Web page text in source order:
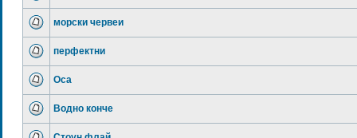
морски червеи
перфектни
Оса
Водно конче